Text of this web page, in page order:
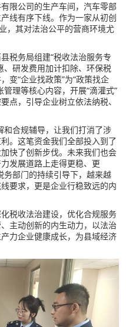
限公司的生产车间，汽车零部
线有序下线。作为一家从初创
，其对法治公平的营商环境尤
税务局组建“税收法治服务专
、研发费用加计扣除、环保税
变“企业找政策”为“政策找企
理等核心内容，开展“滴灌式”
点，引导企业树立依法纳税、
和合规辅导，让我们打消了涉
。这笔资金我们全部投入到了
快了创新步伐。未来我们也会
发展道路上走得更稳、更
务部门的持续引导下，越来越
要求，更是企业行稳致远的内
税收法治建设，优化合规服务
主动创新的内生动力，以法治
力企业健康成长，为县域经济